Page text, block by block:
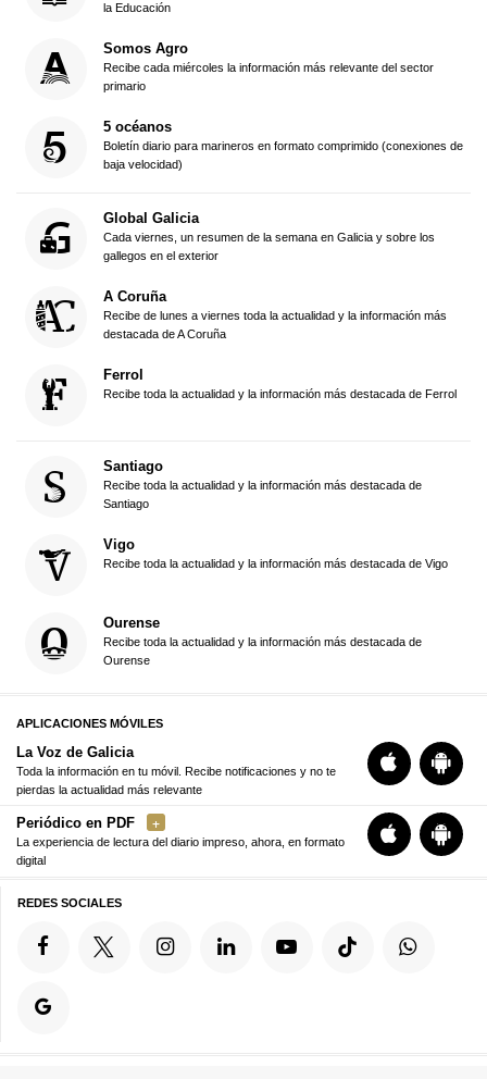
la Educación
Somos Agro
Recibe cada miércoles la información más relevante del sector
primario
5 océanos
Boletín diario para marineros en formato comprimido (conexiones de
baja velocidad)
Global Galicia
Cada viernes, un resumen de la semana en Galicia y sobre los
gallegos en el exterior
A Coruña
Recibe de lunes a viernes toda la actualidad y la información más
destacada de A Coruña
Ferrol
Recibe toda la actualidad y la información más destacada de Ferrol
Santiago
Recibe toda la actualidad y la información más destacada de
Santiago
Vigo
Recibe toda la actualidad y la información más destacada de Vigo
Ourense
Recibe toda la actualidad y la información más destacada de
Ourense
APLICACIONES MÓVILES
La Voz de Galicia
Toda la información en tu móvil. Recibe notificaciones y no te
pierdas la actualidad más relevante
Periódico en PDF
La experiencia de lectura del diario impreso, ahora, en formato
digital
REDES SOCIALES